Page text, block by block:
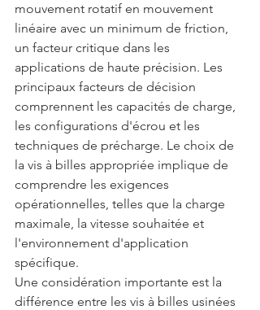
mouvement rotatif en mouvement
linéaire avec un minimum de friction,
un facteur critique dans les
applications de haute précision. Les
principaux facteurs de décision
comprennent les capacités de charge,
les configurations d'écrou et les
techniques de précharge. Le choix de
la vis à billes appropriée implique de
comprendre les exigences
opérationnelles, telles que la charge
maximale, la vitesse souhaitée et
l'environnement d'application
spécifique.
Une considération importante est la
différence entre les vis à billes usinées